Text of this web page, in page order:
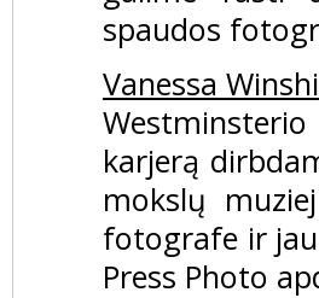
spaudos
Vanessa
karjerą
mokslų
fotografe ir
Press Photo